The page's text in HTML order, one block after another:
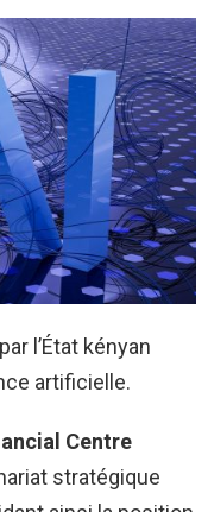
l’État kényan
artificielle.
Centre
stratégique